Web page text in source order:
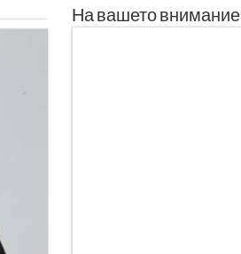
На вашето внимание